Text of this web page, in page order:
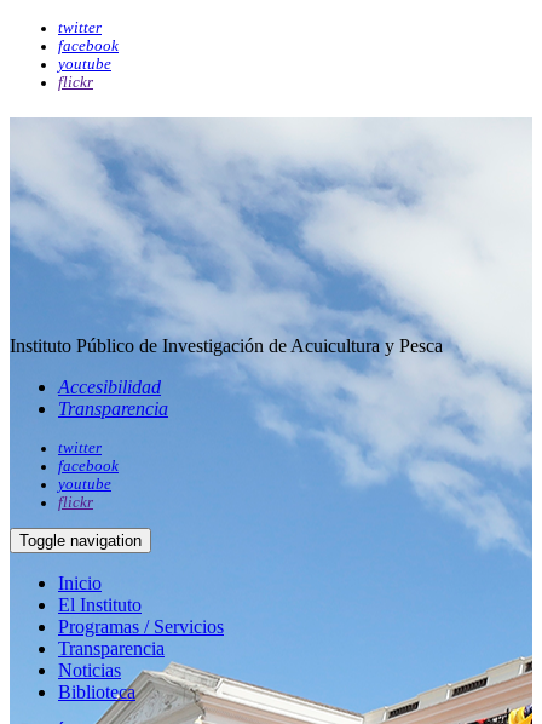
twitter
facebook
youtube
flickr
Instituto Público de Investigación de Acuicultura y Pesca
Accesibilidad
Transparencia
twitter
facebook
youtube
flickr
Toggle navigation
Inicio
El Instituto
Programas / Servicios
Transparencia
Noticias
Biblioteca